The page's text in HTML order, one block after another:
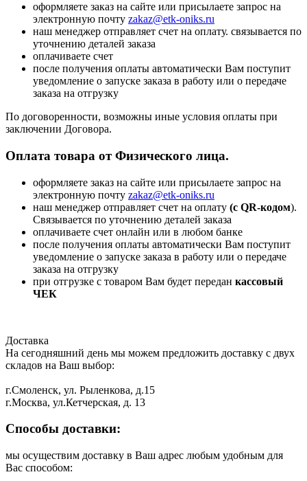
оформляете заказ на сайте или присылаете запрос на
электронную почту zakaz@etk-oniks.ru
наш менеджер отправляет счет на оплату. связывается по
уточнению деталей заказа
оплачиваете счет
после получения оплаты автоматически Вам поступит
уведомление о запуске заказа в работу или о передаче
заказа на отгрузку
По договоренности, возможны иные условия оплаты при
заключении Договора.
Оплата товара от Физического лица.
оформляете заказ на сайте или присылаете запрос на
электронную почту zakaz@etk-oniks.ru
наш менеджер отправляет счет на оплату (с QR-кодом).
Связывается по уточнению деталей заказа
оплачиваете счет онлайн или в любом банке
после получения оплаты автоматически Вам поступит
уведомление о запуске заказа в работу или о передаче
заказа на отгрузку
при отгрузке с товаром Вам будет передан кассовый
ЧЕК
Доставка
На сегодняшний день мы можем предложить доставку с двух
складов на Ваш выбор:
г.Смоленск, ул. Рыленкова, д.15
г.Москва, ул.Кетчерская, д. 13
Способы доставки:
мы осуществим доставку в Ваш адрес любым удобным для
Вас способом: